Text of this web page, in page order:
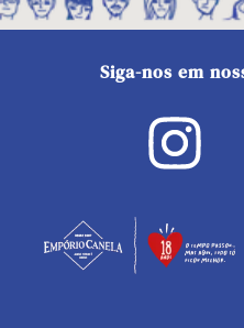
Siga-nos em